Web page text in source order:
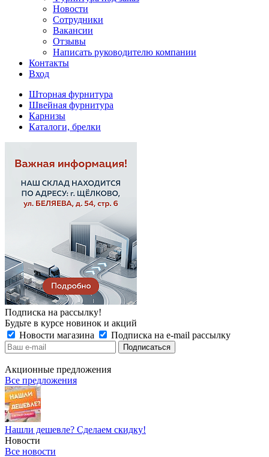
Новости
Сотрудники
Вакансии
Отзывы
Написать руководителю компании
Контакты
Вход
Шторная фурнитура
Швейная фурнитура
Карнизы
Каталоги, брелки
Подписка на рассылку!
Будьте в курсе новинок и акций
Новости магазина
Подписка на e-mail рассылку
Акционные предложения
Все предложения
Нашли дешевле? Сделаем скидку!
Новости
Все новости